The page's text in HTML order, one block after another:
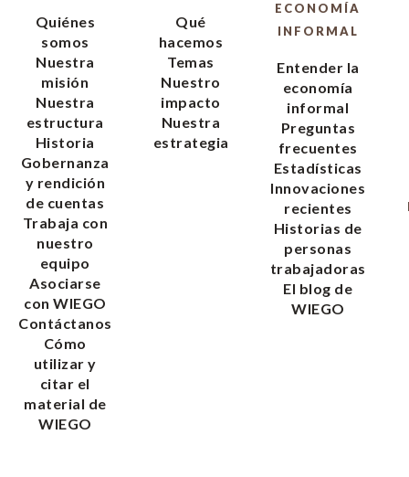
Quiénes
somos
Nuestra
misión
Nuestra
estructura
Historia
Gobernanza
y rendición
de cuentas
Trabaja con
nuestro
equipo
Asociarse
con WIEGO
Contáctanos
Cómo
utilizar y
citar el
material de
WIEGO
Qué
hacemos
Temas
Nuestro
impacto
Nuestra
estrategia
ECONOMÍA
INFORMAL
Entender la
economía
informal
Preguntas
frecuentes
Estadísticas
Innovaciones
recientes
Historias de
personas
trabajadoras
El blog de
WIEGO